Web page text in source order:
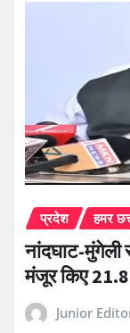
प्रदेश हमर
नांदघाट-मुंगेली
मंजूर किए
Junior